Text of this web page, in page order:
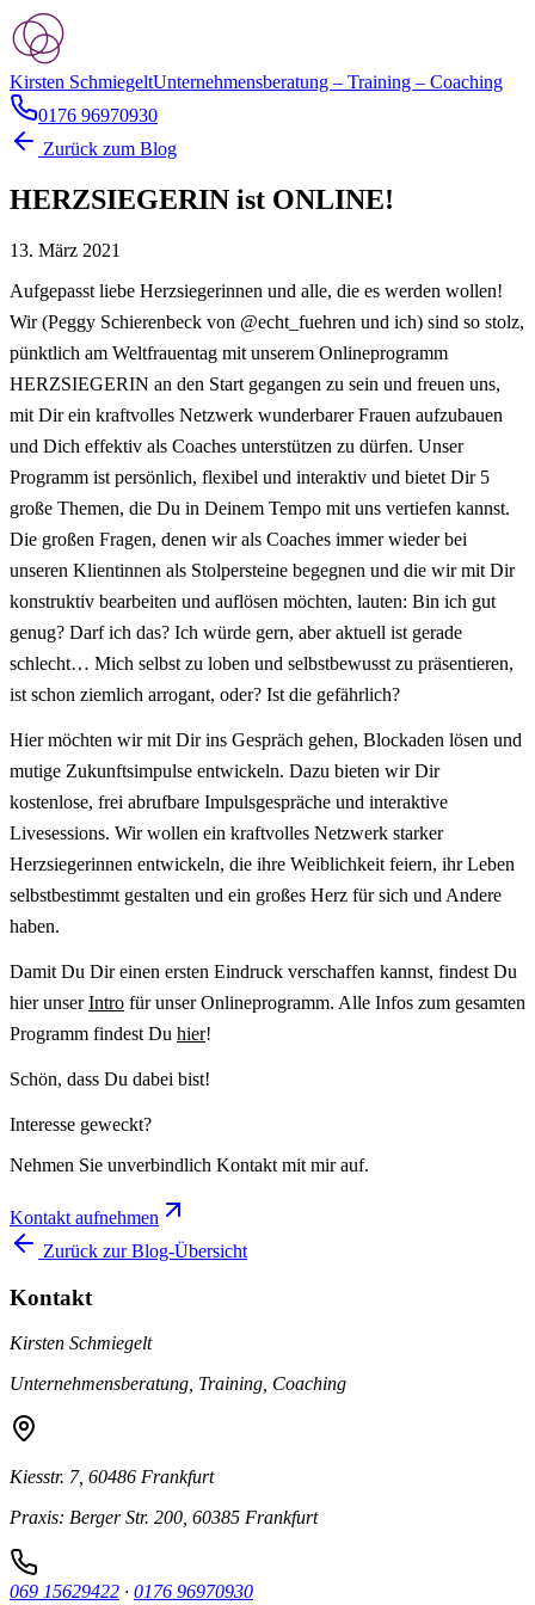
Kirsten SchmiegeltUnternehmensberatung – Training – Coaching
0176 96970930
Zurück zum Blog
HERZSIEGERIN ist ONLINE!
13. März 2021
Aufgepasst liebe Herzsiegerinnen und alle, die es werden wollen!
Wir (Peggy Schierenbeck von @echt_fuehren und ich) sind so stolz,
pünktlich am Weltfrauentag mit unserem Onlineprogramm
HERZSIEGERIN an den Start gegangen zu sein und freuen uns,
mit Dir ein kraftvolles Netzwerk wunderbarer Frauen aufzubauen
und Dich effektiv als Coaches unterstützen zu dürfen. Unser
Programm ist persönlich, flexibel und interaktiv und bietet Dir 5
große Themen, die Du in Deinem Tempo mit uns vertiefen kannst.
Die großen Fragen, denen wir als Coaches immer wieder bei
unseren Klientinnen als Stolpersteine begegnen und die wir mit Dir
konstruktiv bearbeiten und auflösen möchten, lauten: Bin ich gut
genug? Darf ich das? Ich würde gern, aber aktuell ist gerade
schlecht… Mich selbst zu loben und selbstbewusst zu präsentieren,
ist schon ziemlich arrogant, oder? Ist die gefährlich?
Hier möchten wir mit Dir ins Gespräch gehen, Blockaden lösen und
mutige Zukunftsimpulse entwickeln. Dazu bieten wir Dir
kostenlose, frei abrufbare Impulsgespräche und interaktive
Livesessions. Wir wollen ein kraftvolles Netzwerk starker
Herzsiegerinnen entwickeln, die ihre Weiblichkeit feiern, ihr Leben
selbstbestimmt gestalten und ein großes Herz für sich und Andere
haben.
Damit Du Dir einen ersten Eindruck verschaffen kannst, findest Du
hier unserIntro für unser Onlineprogramm. Alle Infos zum gesamten
Programm findest Du hier!
Schön, dass Du dabei bist!
Interesse geweckt?
Nehmen Sie unverbindlich Kontakt mit mir auf.
Kontakt aufnehmen
Zurück zur Blog-Übersicht
Kontakt
Kirsten Schmiegelt
Unternehmensberatung, Training, Coaching
Kiesstr. 7, 60486 Frankfurt
Praxis: Berger Str. 200, 60385 Frankfurt
069 15629422 · 0176 96970930